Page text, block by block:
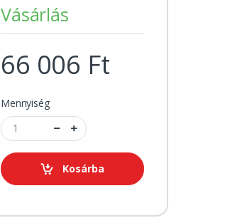
Vásárlás
66 006 Ft
Mennyiség
Kosárba